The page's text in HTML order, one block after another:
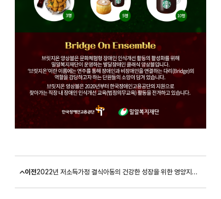
이전 2022년 저소득가정 결식아동의 건강한 성장을 위한 영양지원사업 '따듯한채움' 대상자 모집 안내(모집완료)